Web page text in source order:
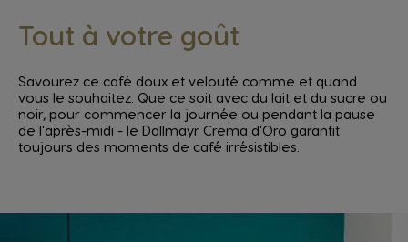
Tout à votre goût
Savourez ce café doux et velouté comme et quand
vous le souhaitez. Que ce soit avec du lait et du sucre ou
noir, pour commencer la journée ou pendant la pause
de l'après-midi - le Dallmayr Crema d'Oro garantit
toujours des moments de café irrésistibles.